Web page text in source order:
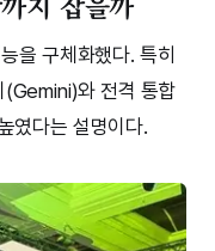
을 구체화했다. 특히
(Gemini)와 전격 통합
였다는 설명이다.